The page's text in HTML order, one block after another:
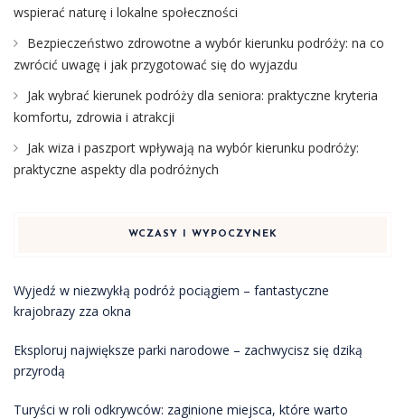
wspierać naturę i lokalne społeczności
Bezpieczeństwo zdrowotne a wybór kierunku podróży: na co
zwrócić uwagę i jak przygotować się do wyjazdu
Jak wybrać kierunek podróży dla seniora: praktyczne kryteria
komfortu, zdrowia i atrakcji
Jak wiza i paszport wpływają na wybór kierunku podróży:
praktyczne aspekty dla podróżnych
WCZASY I WYPOCZYNEK
Wyjedź w niezwykłą podróż pociągiem – fantastyczne
krajobrazy zza okna
Eksploruj największe parki narodowe – zachwycisz się dziką
przyrodą
Turyści w roli odkrywców: zaginione miejsca, które warto